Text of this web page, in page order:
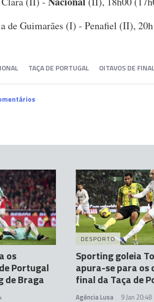
de Guimarães (I) - Penafiel (II),
TAÇA DE PORTUGAL OITAVOS DE
os
Portugal
de Braga
DESPORTO
Sporting goleia
apura-se para os
final da Taça de
Agência Lusa 9 Jan 20:48